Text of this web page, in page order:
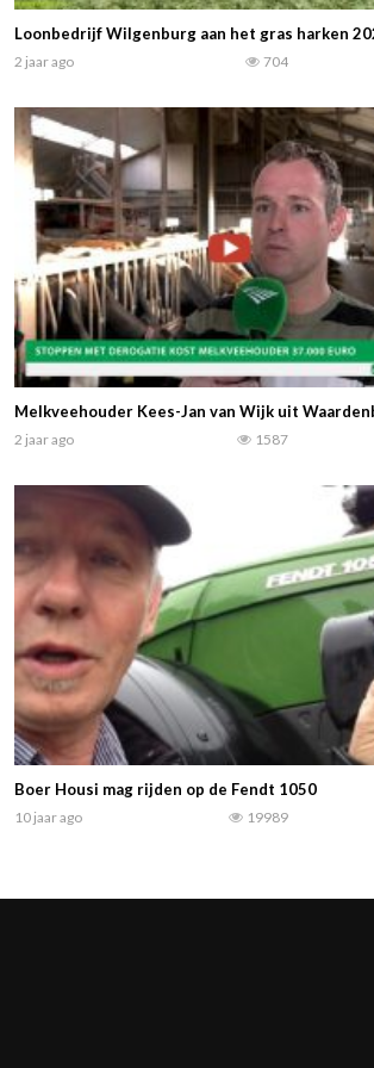
Loonbedrijf Wilgenburg aan het gras harken
2 jaar ago 704
Melkveehouder Kees-Jan van Wijk uit
2 jaar ago 1587
Boer Housi mag rijden op de Fendt 1050
10 jaar ago 19989